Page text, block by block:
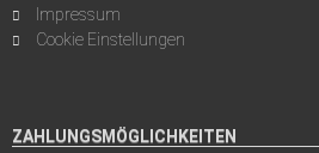
Impressum
Cookie Einstellungen
ZAHLUNGSMÖGLICHKEITEN